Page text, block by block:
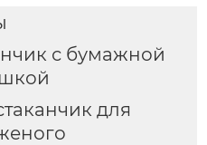
с бумажной
для